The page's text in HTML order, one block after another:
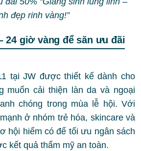
đẹp rinh vàng!”
24 giờ vàng để săn ưu đãi
tại JW được thiết kế dành cho
muốn cải thiện làn da và ngoại
chóng trong mùa lễ hội. Với
ở nhóm trẻ hóa, skincare và
hội hiếm có để tối ưu ngân sách
kết quả thẩm mỹ an toàn.